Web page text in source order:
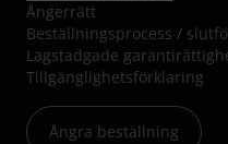
Ångerrätt
Beställningsprocess /
Lagstadgade
Tillgänglighetsförklaring
Ångra beställning